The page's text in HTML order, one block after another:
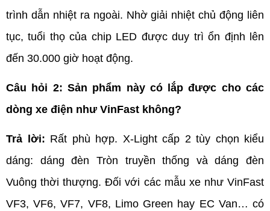
trình dẫn nhiệt ra ngoài. Nhờ giải nhiệt chủ động liên
tục, tuổi thọ của chip LED được duy trì ổn định lên
đến 30.000 giờ hoạt động.
Câu hỏi 2: Sản phẩm này có lắp được cho các
dòng xe điện như VinFast không?
Trả lời: Rất phù hợp. X-Light cấp 2 tùy chọn kiểu
dáng: dáng đèn Tròn truyền thống và dáng đèn
Vuông thời thượng. Đối với các mẫu xe như VinFast
VF3, VF6, VF7, VF8, Limo Green hay EC Van… có